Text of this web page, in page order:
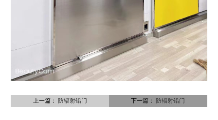
上一篇： 防辐射铅门 下一篇： 防辐射铅门